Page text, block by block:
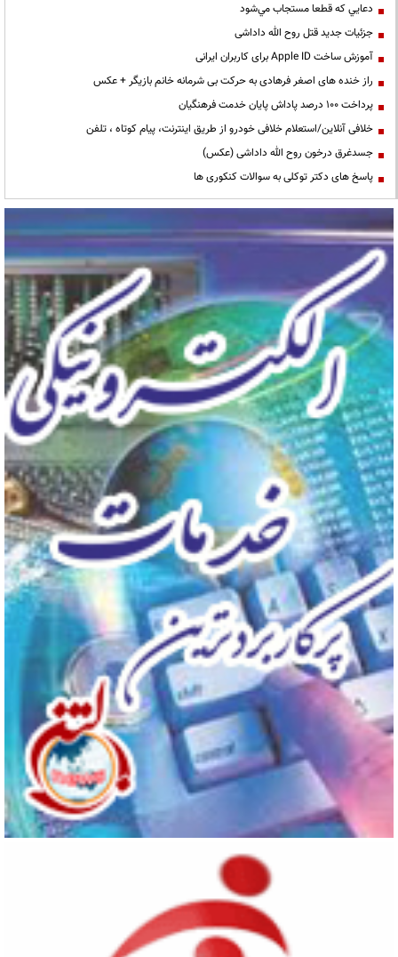
دعايي كه قطعا مستجاب مي‌شود
جزئیات جدید قتل روح الله داداشی
آموزش ساخت Apple ID برای کاربران ایرانی
راز خنده های اصغر فرهادی به حرکت بی شرمانه خانم بازیگر + عکس
پرداخت ۱۰۰ درصد پاداش پایان خدمت فرهنگیان
خلافی آنلاین/استعلام خلافی خودرو از طریق اینترنت، پیام کوتاه ، تلفن
جسدغرق درخون روح الله داداشی (عکس)
پاسخ های دکتر توکلی به سوالات کنکوری ها